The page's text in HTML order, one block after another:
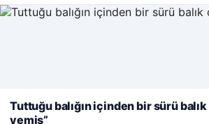
Web sitemizi nasıl kullandığınızı daha iyi
kullanıyoruz. Çerez Politikamız
Reddet
Tuttuğu balığın içinden bir sürü balık
yemiş”